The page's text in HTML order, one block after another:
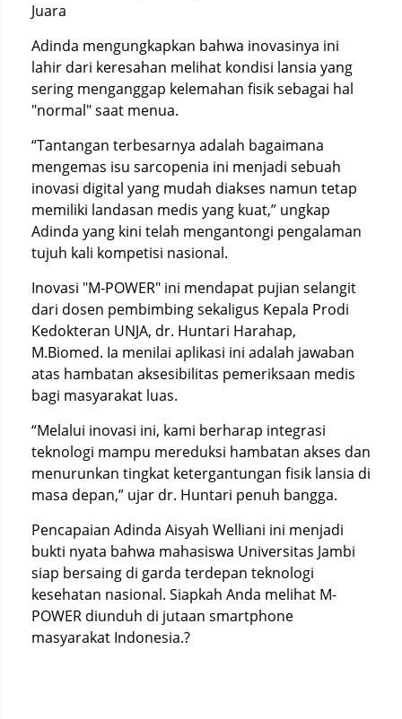
Juara
Adinda mengungkapkan bahwa inovasinya ini
lahir dari keresahan melihat kondisi lansia yang
sering menganggap kelemahan fisik sebagai hal
"normal" saat menua.
“Tantangan terbesarnya adalah bagaimana
mengemas isu sarcopenia ini menjadi sebuah
inovasi digital yang mudah diakses namun tetap
memiliki landasan medis yang kuat,” ungkap
Adinda yang kini telah mengantongi pengalaman
tujuh kali kompetisi nasional.
Inovasi "M-POWER" ini mendapat pujian selangit
dari dosen pembimbing sekaligus Kepala Prodi
Kedokteran UNJA, dr. Huntari Harahap,
M.Biomed. Ia menilai aplikasi ini adalah jawaban
atas hambatan aksesibilitas pemeriksaan medis
bagi masyarakat luas.
“Melalui inovasi ini, kami berharap integrasi
teknologi mampu mereduksi hambatan akses dan
menurunkan tingkat ketergantungan fisik lansia di
masa depan,” ujar dr. Huntari penuh bangga.
Pencapaian Adinda Aisyah Welliani ini menjadi
bukti nyata bahwa mahasiswa Universitas Jambi
siap bersaing di garda terdepan teknologi
kesehatan nasional. Siapkah Anda melihat M-
POWER diunduh di jutaan smartphone
masyarakat Indonesia.?